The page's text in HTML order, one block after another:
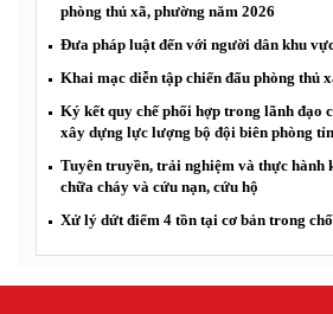
phòng thủ xã, phường năm 2026
Đưa pháp luật đến với người dân khu
Khai mạc diễn tập chiến đấu phòng thủ
Ký kết quy chế phối hợp trong lãnh đạo
xây dựng lực lượng bộ đội biên phòng
Tuyên truyền, trải nghiệm và thực hành
chữa cháy và cứu nạn, cứu hộ
Xử lý dứt điểm 4 tồn tại cơ bản trong